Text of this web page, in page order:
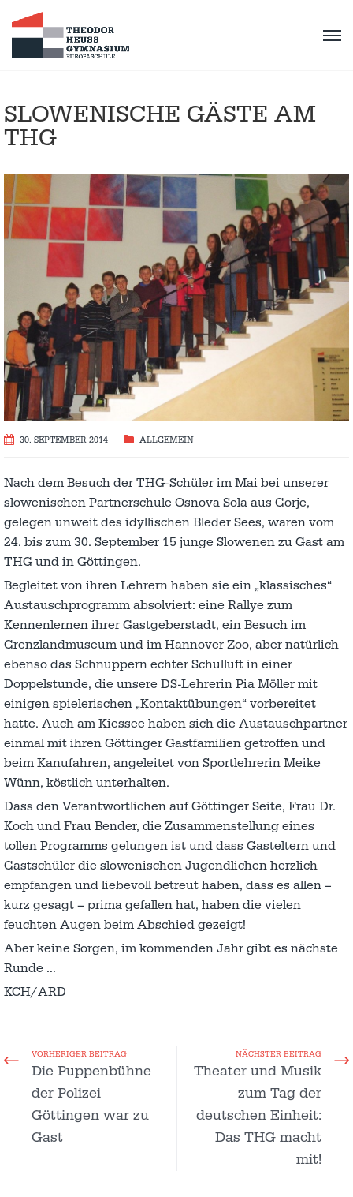
SLOWENISCHE GÄSTE AM
THG
30. SEPTEMBER 2014 ALLGEMEIN
Nach dem Besuch der THG-Schüler im Mai bei unserer
slowenischen Partnerschule Osnova Sola aus Gorje,
gelegen unweit des idyllischen Bleder Sees, waren vom
24. bis zum 30. September 15 junge Slowenen zu Gast am
THG und in Göttingen.
Begleitet von ihren Lehrern haben sie ein „klassisches“
Austauschprogramm absolviert: eine Rallye zum
Kennenlernen ihrer Gastgeberstadt, ein Besuch im
Grenzlandmuseum und im Hannover Zoo, aber natürlich
ebenso das Schnuppern echter Schulluft in einer
Doppelstunde, die unsere DS-Lehrerin Pia Möller mit
einigen spielerischen „Kontaktübungen“ vorbereitet
hatte. Auch am Kiessee haben sich die Austauschpartner
einmal mit ihren Göttinger Gastfamilien getroffen und
beim Kanufahren, angeleitet von Sportlehrerin Meike
Wünn, köstlich unterhalten.
Dass den Verantwortlichen auf Göttinger Seite, Frau Dr.
Koch und Frau Bender, die Zusammenstellung eines
tollen Programms gelungen ist und dass Gasteltern und
Gastschüler die slowenischen Jugendlichen herzlich
empfangen und liebevoll betreut haben, dass es allen –
kurz gesagt – prima gefallen hat, haben die vielen
feuchten Augen beim Abschied gezeigt!
Aber keine Sorgen, im kommenden Jahr gibt es nächste
Runde …
KCH/ARD
VORHERIGER BEITRAG
Die Puppenbühne
der Polizei
Göttingen war zu
Gast
NÄCHSTER BEITRAG
Theater und Musik
zum Tag der
deutschen Einheit:
Das THG macht
mit!